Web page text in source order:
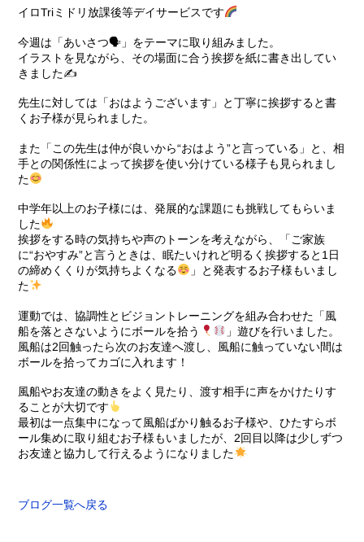
イロTriミドリ放課後等デイサービスです
今週は「あいさつ🗣」をテーマに取り組みました。
イラストを見ながら、その場面に合う挨拶を紙に書き出してい
きました✍️
先生に対しては「おはようございます」と丁寧に挨拶すると書
くお子様が見られました。
また「この先生は仲が良いから“おはよう”と言っている」と、相
手との関係性によって挨拶を使い分けている様子も見られまし
た
中学年以上のお子様には、発展的な課題にも挑戦してもらいま
した
挨拶をする時の気持ちや声のトーンを考えながら、「ご家族
に“おやすみ”と言うときは、眠たいけれど明るく挨拶すると1日
の締めくくりが気持ちよくなる 」と発表するお子様もいまし
た
運動では、協調性とビジョントレーニングを組み合わせた「風
船を落とさないようにボールを拾う 」遊びを行いました。
風船は2回触ったら次のお友達へ渡し、風船に触っていない間は
ボールを拾ってカゴに入れます！
風船やお友達の動きをよく見たり、渡す相手に声をかけたりす
ることが大切です
最初は一点集中になって風船ばかり触るお子様や、ひたすらボ
ール集めに取り組むお子様もいましたが、2回目以降は少しずつ
お友達と協力して行えるようになりました
ブログ一覧へ戻る